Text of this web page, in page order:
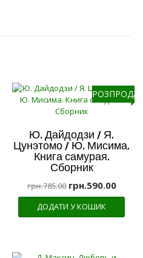
Ю. Дайдодзи / Я.
Цунэтомо / Ю. Мисима.
Книга самурая.
Сборник
грн.785.00 грн.590.00
ДОДАТИ У КОШИК